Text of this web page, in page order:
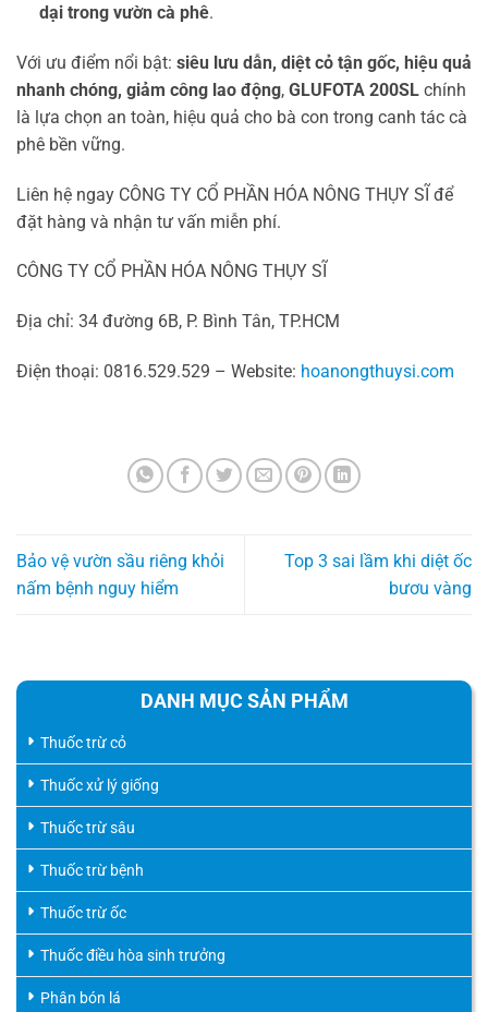
dại trong vườn cà phê.
Với ưu điểm nổi bật: siêu lưu dẫn, diệt cỏ tận gốc, hiệu quả
nhanh chóng, giảm công lao động, GLUFOTA 200SL chính
là lựa chọn an toàn, hiệu quả cho bà con trong canh tác cà
phê bền vững.
Liên hệ ngay CÔNG TY CỔ PHẦN HÓA NÔNG THỤY SĨ để
đặt hàng và nhận tư vấn miễn phí.
CÔNG TY CỔ PHẦN HÓA NÔNG THỤY SĨ
Địa chỉ: 34 đường 6B, P. Bình Tân, TP.HCM
Điện thoại: 0816.529.529 – Website: hoanongthuysi.com
Bảo vệ vườn sầu riêng khỏi
nấm bệnh nguy hiểm
Top 3 sai lầm khi diệt ốc
bươu vàng
DANH MỤC SẢN PHẨM
Thuốc trừ cỏ
Thuốc xử lý giống
Thuốc trừ sâu
Thuốc trừ bệnh
Thuốc trừ ốc
Thuốc điều hòa sinh trưởng
Phân bón lá